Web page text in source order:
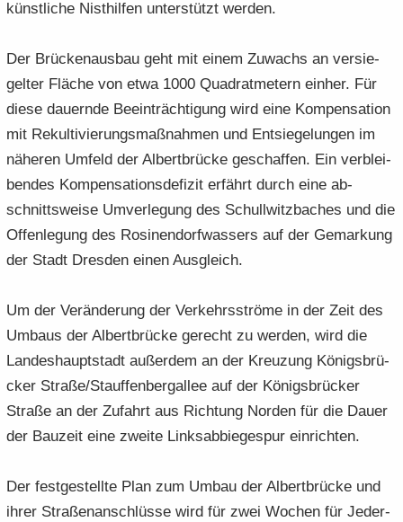
künst­li­che Nist­hil­fen un­ter­stützt wer­den.
Der Brü­cken­aus­bau geht mit einem Zu­wachs an ver­sie­
gel­ter Flä­che von etwa 1000 Qua­drat­me­tern ein­her. Für
diese dau­ern­de Be­ein­träch­ti­gung wird eine Kom­pen­sa­ti­on
mit Re­kul­ti­vie­rungs­maß­nah­men und Ent­sie­ge­lun­gen im
nä­he­ren Um­feld der Al­bert­brü­cke ge­schaf­fen. Ein ver­blei­
ben­des Kom­pen­sa­ti­ons­de­fi­zit er­fährt durch eine ab­
schnitts­wei­se Um­ver­le­gung des Schull­witz­ba­ches und die
Of­fen­le­gung des Ro­si­nen­dorf­was­sers auf der Ge­mar­kung
der Stadt Dres­den einen Aus­gleich.
Um der Ver­än­de­rung der Ver­kehrs­strö­me in der Zeit des
Um­baus der Al­bert­brü­cke ge­recht zu wer­den, wird die
Lan­des­haupt­stadt au­ßer­dem an der Kreu­zung Kö­nigs­brü­
cker Stra­ße/Stauf­fen­berg­al­lee auf der Kö­nigs­brü­cker
Stra­ße an der Zu­fahrt aus Rich­tung Nor­den für die Dauer
der Bau­zeit eine zwei­te Links­ab­bie­ge­spur ein­rich­ten.
Der fest­ge­stell­te Plan zum Umbau der Al­bert­brü­cke und
ihrer Stra­ßen­an­schlüs­se wird für zwei Wo­chen für Je­der­